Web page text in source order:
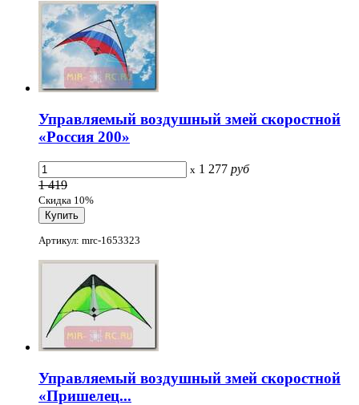
Управляемый воздушный змей скоростной
«Россия 200»
x 1 277 руб
1 419
Скидка 10%
Артикул: mrc-1653323
Управляемый воздушный змей скоростной
«Пришелец...